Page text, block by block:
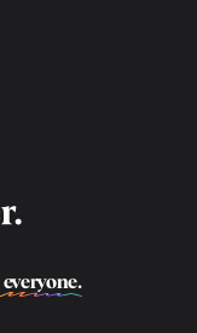
everyone.